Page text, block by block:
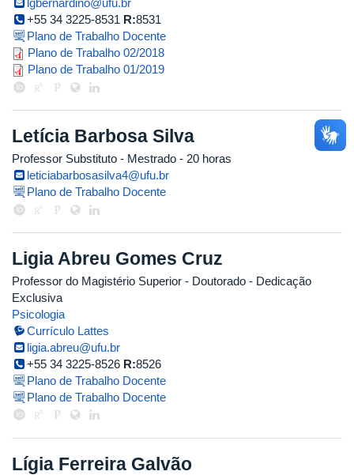
lgbernardino@ufu.br
+55 34 3225-8531 R:8531
Plano de Trabalho Docente
Plano de Trabalho 02/2018
Plano de Trabalho 01/2019
Letícia Barbosa Silva
Professor Substituto - Mestrado - 20 horas
leticiabarbosasilva4@ufu.br
Plano de Trabalho Docente
Ligia Abreu Gomes Cruz
Professor do Magistério Superior - Doutorado - Dedicação
Exclusiva
Psicologia
Currículo Lattes
ligia.abreu@ufu.br
+55 34 3225-8526 R:8526
Plano de Trabalho Docente
Plano de Trabalho Docente
Lígia Ferreira Galvão